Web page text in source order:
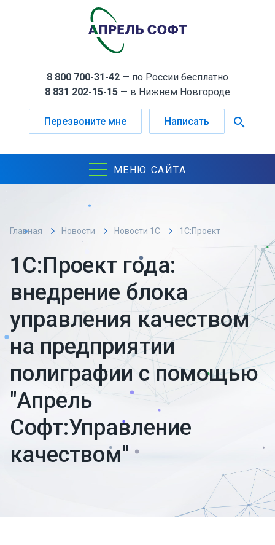
8 800 700-31-42 — по России бесплатно
8 831 202-15-15 — в Нижнем Новгороде
Перезвоните мне Написать search
МЕНЮ САЙТА
Главная Новости Новости 1С
1С:Проект
предприятии полиграфии с помощью "Апрель
Софт:Управление качеством"
1С:Проект года:
внедрение блока
управления качеством
на предприятии
полиграфии с помощью
"Апрель
Софт:Управление
качеством"